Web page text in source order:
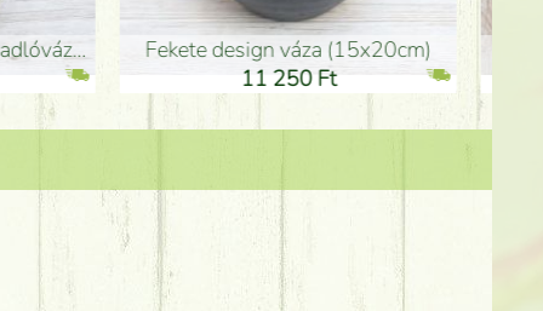
Kerámia váza 35*21cm
21 000 Ft
ballagó fiú fa betűző
1 300 Ft